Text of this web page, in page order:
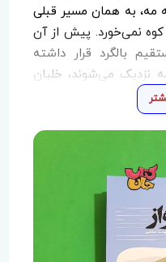
مه، به همان مسیر قبلی
کوه نمی‏‌خورد. پیش از آن
بالگرد قرار داشته
نزدیک می‏‌شوند، خلبان
در چه زاویه‏‌ای باشد؛
متفاوت به سمت کوه